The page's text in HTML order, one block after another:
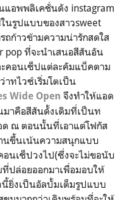
แอพพลิเคชั่นดัง instagram
นรูปแบบของสาวsweet
ถก้าวข้ามความน่ารักสดใส
popที่จะนำเสนอสีสันอัน
คอนเซ็ปแต่ละคัมแบ็คตาม
าทไวซ์เริ่มโตเป็น
Wide Open จึงทำให้แอด
าคือสีสันดั้งเดิมที่เป็นท
ณ ตอนนั้นที่เอาแต่โฟกัส
นขึ้นเน้นความสนุกแบบ
นเซ็ปวงไป(ซึ่งจะไม่ขอนับ
ปล่อยออกมาเพื่อมอบให้
นี้ยิ่งเป็นอัลบั้มเต็มรูปแบบ